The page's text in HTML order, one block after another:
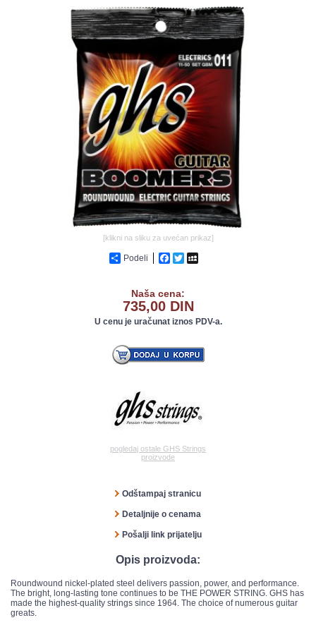
GALERIJA
[klikni na sliku za uvećan prikaz]
Podeli Facebook
Twitter
Naša cena:
735,00 DIN
U cenu je uračunat iznos PDV-a.
pogledaj ostale GHS Strings
proizvode
Odštampaj stranicu
Detaljnije o cenama
Pošalji link prijatelju
Opis proizvoda:
Roundwound nickel-plated steel delivers passion, power, and performance.
The bright, long-lasting tone continues to be THE POWER STRING. GHS has
made the highest-quality strings since 1964. The choice of numerous guitar
greats.